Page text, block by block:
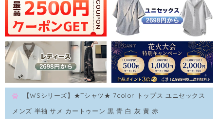
【WSシリーズ】★Tシャツ★ 7color トップス ユニセックス
メンズ 半袖 サメ カートゥーン 黒 青 白 灰 黄 赤